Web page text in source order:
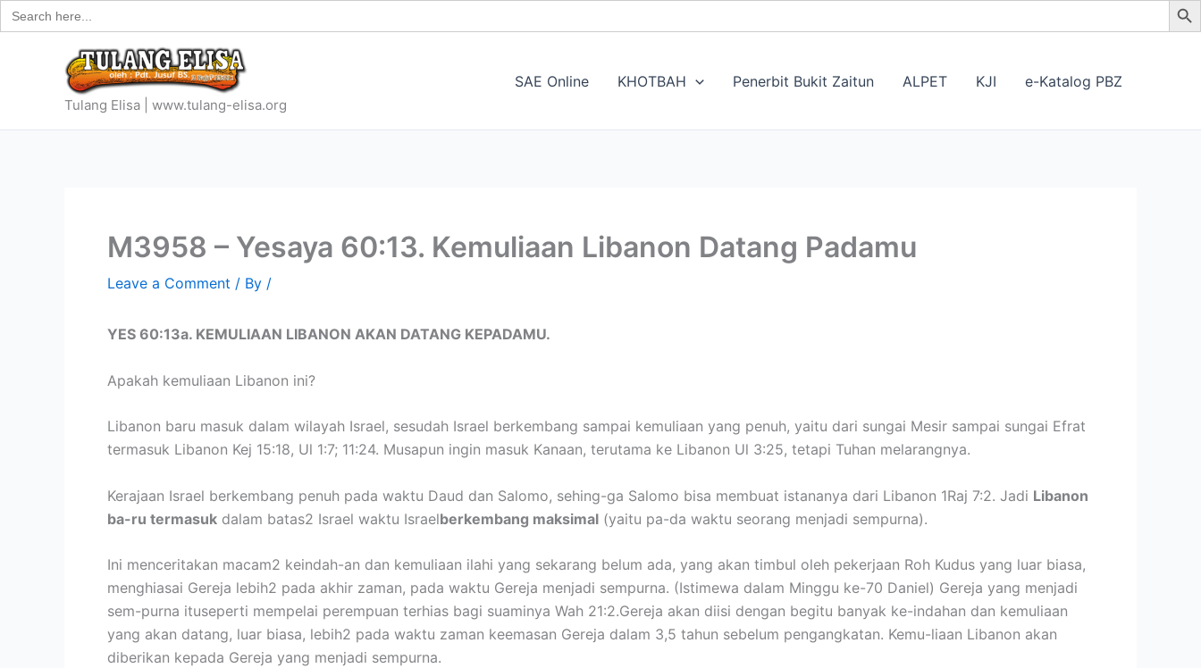
Search
for:
Skip
to
Tulang Elisa | www.tulang-elisa.org
SAE Online KHOTBAH Penerbit Bukit Zaitun ALPET KJI e-Katalog PBZ
M3958 – Yesaya 60:13. Kemuliaan Libanon Datang Padamu
Leave a Comment / By /
YES 60:13a. KEMULIAAN LIBANON AKAN DATANG KEPADAMU.
Apakah kemuliaan Libanon ini?
Libanon baru masuk dalam wilayah Israel, sesudah Israel berkembang sampai kemuliaan yang penuh, yaitu dari sungai Mesir sampai sungai Efrat
termasuk Libanon Kej 15:18, Ul 1:7; 11:24. Musapun ingin masuk Kanaan, terutama ke Libanon Ul 3:25, tetapi Tuhan melarangnya.
Kerajaan Israel berkembang penuh pada waktu Daud dan Salomo, sehing-ga Salomo bisa membuat istananya dari Libanon 1Raj 7:2. Jadi Libanon
ba-ru termasuk dalam batas2 Israel waktu Israelberkembang maksimal (yaitu pa-da waktu seorang menjadi sempurna).
Ini menceritakan macam2 keindah-an dan kemuliaan ilahi yang sekarang belum ada, yang akan timbul oleh pekerjaan Roh Kudus yang luar biasa,
menghiasai Gereja lebih2 pada akhir zaman, pada waktu Gereja menjadi sempurna. (Istimewa dalam Minggu ke-70 Daniel) Gereja yang menjadi
sem-purna ituseperti mempelai perempuan terhias bagi suaminya Wah 21:2.Gereja akan diisi dengan begitu banyak ke-indahan dan kemuliaan
yang akan datang, luar biasa, lebih2 pada waktu zaman keemasan Gereja dalam 3,5 tahun sebelum pengangkatan. Kemu-liaan Libanon akan
diberikan kepada Gereja yang menjadi sempurna.